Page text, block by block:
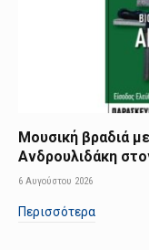
Μουσική βραδιά
Ανδρουλιδάκη
6 Αυγούστου 2026
Περισσότερα